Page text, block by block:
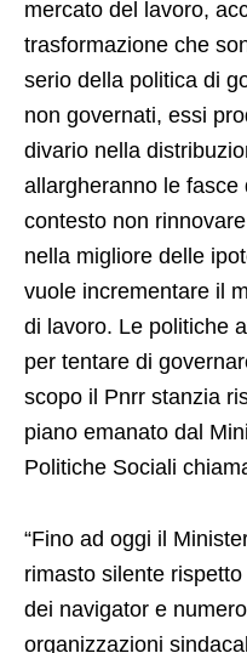
mercato del lavoro,
trasformazione che
serio della politica di
non governati, essi
divario nella
allargheranno le
contesto non
nella migliore delle
vuole incrementare il
di lavoro. Le politiche
per tentare di
scopo il Pnrr stanzia
piano emanato dal
Politiche Sociali
“Fino ad oggi il
rimasto silente
dei navigator e
organizzazioni